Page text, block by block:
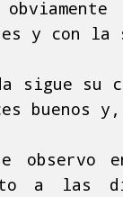
y con la
sigue su
buenos
observo
a las